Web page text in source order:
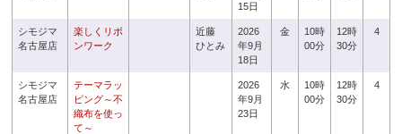
15日
シモジマ
名古屋店
楽しくリボ
ンワーク
近藤
ひとみ
2026
年9月
18日
金
10時
00分
12時
30分
4
シモジマ
名古屋店
テーマラッ
ピング～不
織布を使っ
て～
2026
年9月
23日
水
10時
00分
12時
30分
4